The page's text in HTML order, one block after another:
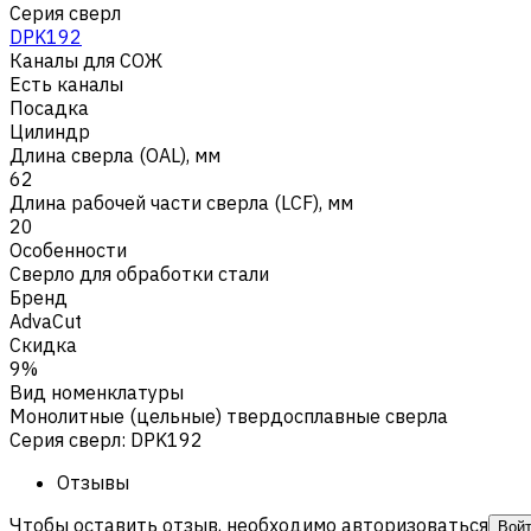
Серия сверл
DPK192
Каналы для СОЖ
Есть каналы
Посадка
Цилиндр
Длина сверла (OAL), мм
62
Длина рабочей части сверла (LCF), мм
20
Особенности
Сверло для обработки стали
Бренд
AdvaCut
Скидка
9%
Вид номенклатуры
Монолитные (цельные) твердосплавные сверла
Серия сверл: DPK192
Отзывы
Чтобы оставить отзыв, необходимо авторизоваться